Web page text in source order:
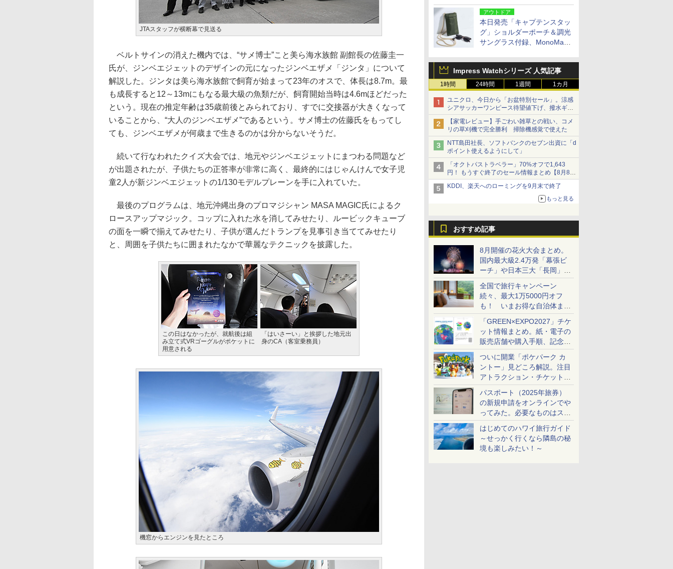
～中野坂上を4分間隔に
アウトドア
本日発売「キャプテンスタッ
グ」ショルダーポーチ＆調光
サングラス付録、MonoMax
Impress Watchシリーズ 人気記事
1時間 24時間 1週間 1カ月
ユニクロ、今日から「お盆特別セール」。涼感
シアサッカーワンピース待望値下げ、撥水ギア
ショーツは1990円に
【家電レビュー】手ごわい雑草との戦い、コメ
リの草刈機で完全勝利 掃除機感覚で使えた
NTT島田社長、ソフトバンクのセブン出資に「d
ポイント使えるようにして」
「オクトパストラベラー」70%オフで1,643
円！ もうすぐ終了のセール情報まとめ【8月8日
更新】
ニンテンドーeショップでは「大神 絶景版」が
KDDI、楽天へのローミングを9月末で終了
もっと見る
おすすめ記事
8月開催の花火大会まとめ。
国内最大級2.4万発「幕張ビ
ーチ」や日本三大「長岡」な
ど大型イベント目白押し！
全国で旅行キャンペーン
続々、最大1万5000円オフ
も！ いまお得な自治体まと
め
「GREEN×EXPO2027」チケ
ット情報まとめ。紙・電子の
販売店舗や購入手順、記念チ
ケットも解説
ついに開業「ポケパーク カ
ントー」見どころ解説。注目
アトラクション・チケット手
配・来場前に必要な準備は？
パスポート（2025年旅券）
の新規申請をオンラインでや
ってみた。必要なものはスマ
ホとマイナカードのみ
はじめてのハワイ旅行ガイド
～せっかく行くなら隣島の秘
境も楽しみたい！～
JTAスタッフが横断幕で見送る
ベルトサインの消えた機内では、“サメ博士”こと美ら海水族館 副館長の佐藤圭一
氏が、ジンベエジェットのデザインの元になったジンベエザメ「ジンタ」について
解説した。ジンタは美ら海水族館で飼育が始まって23年のオスで、体長は8.7m。最
も成長すると12～13mにもなる最大級の魚類だが、飼育開始当時は4.6mほどだった
という。現在の推定年齢は35歳前後とみられており、すでに交接器が大きくなって
いることから、“大人のジンベエザメ”であるという。サメ博士の佐藤氏をもってし
ても、ジンベエザメが何歳まで生きるのかは分からないそうだ。
続いて行なわれたクイズ大会では、地元やジンベエジェットにまつわる問題など
が出題されたが、子供たちの正答率が非常に高く、最終的にはじゃんけんで女子児
童2人が新ジンベエジェットの1/130モデルプレーンを手に入れていた。
最後のプログラムは、地元沖縄出身のプロマジシャン MASA MAGIC氏によるク
ロースアップマジック。コップに入れた水を消してみせたり、ルービックキューブ
の面を一瞬で揃えてみせたり、子供が選んだトランプを見事引き当ててみせたり
と、周囲を子供たちに囲まれたなかで華麗なテクニックを披露した。
この日はなかったが、就航後は組
み立て式VRゴーグルがポケットに
用意される
「はいさーい」と挨拶した地元出
身のCA（客室乗務員）
機窓からエンジンを見たところ